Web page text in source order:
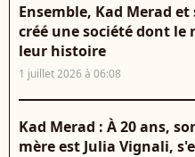
Ensemble, Kad Merad
créé une société dont le
leur histoire
1 juillet 2026 à 06:08
Kad Merad : À 20 ans,
mère est Julia Vignali,